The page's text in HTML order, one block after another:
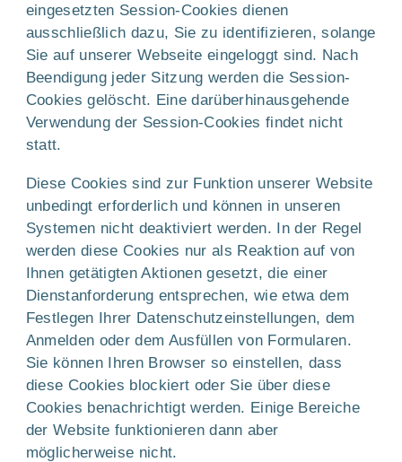
eingesetzten Session-Cookies dienen
ausschließlich dazu, Sie zu identifizieren, solange
Sie auf unserer Webseite eingeloggt sind. Nach
Beendigung jeder Sitzung werden die Session-
Cookies gelöscht. Eine darüberhinausgehende
Verwendung der Session-Cookies findet nicht
statt.
Diese Cookies sind zur Funktion unserer Website
unbedingt erforderlich und können in unseren
Systemen nicht deaktiviert werden. In der Regel
werden diese Cookies nur als Reaktion auf von
Ihnen getätigten Aktionen gesetzt, die einer
Dienstanforderung entsprechen, wie etwa dem
Festlegen Ihrer Datenschutzeinstellungen, dem
Anmelden oder dem Ausfüllen von Formularen.
Sie können Ihren Browser so einstellen, dass
diese Cookies blockiert oder Sie über diese
Cookies benachrichtigt werden. Einige Bereiche
der Website funktionieren dann aber
möglicherweise nicht.